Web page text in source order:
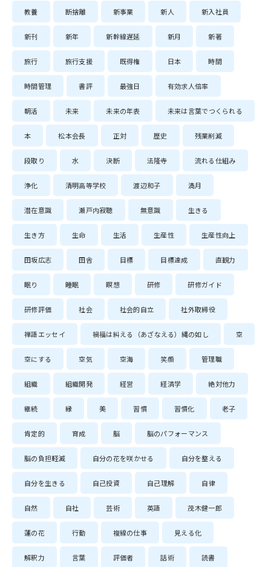
教養 断捨離 新事業 新人 新入社員
新刊 新年 新幹線遅延 新月 新著
旅行 旅行支援 既得権 日本 時間
時間管理 書評 最強日 有効求人倍率
朝活 未来 未来の年表 未来は言葉でつくられる
本 松本会長 正対 歴史 残業削減
段取り 水 決断 法隆寺 流れる仕組み
浄化 清明高等学校 渡辺和子 満月
潜在意識 瀬戸内寂聴 無意識 生きる
生き方 生命 生活 生産性 生産性向上
田坂広志 田舎 目標 目標達成 直観力
眠り 睡眠 瞑想 研修 研修ガイド
研修評価 社会 社会的自立 社外取締役
禅語エッセイ 禍福は糾える（あざなえる）縄の如し 空
空にする 空気 空海 笑顔 管理職
組織 組織開発 経営 経済学 絶対他力
継続 縁 美 習慣 習慣化 老子
肯定的 育成 脳 脳のパフォーマンス
脳の負担軽減 自分の花を咲かせる 自分を整える
自分を生きる 自己投資 自己理解 自律
自然 自社 芸術 英語 茂木健一郎
蓮の花 行動 複線の仕事 見える化
解釈力 言葉 評価者 話術 読書